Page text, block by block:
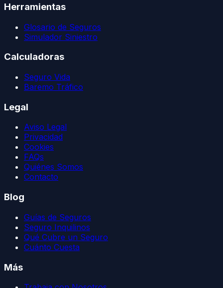
Herramientas
Glosario de Seguros
Simulador Siniestro
Calculadoras
Seguro Vida
Baremo Tráfico
Legal
Aviso Legal
Privacidad
Cookies
FAQs
Quiénes Somos
Contacto
Blog
Guías de Seguros
Seguro Inquilinos
Qué Cubre un Seguro
Cuánto Cuesta
Más